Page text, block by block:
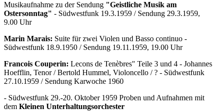
Musikaufnahme zu der Sendung "Geistliche Musik am
Ostersonntag" - Südwestfunk 19.3.1959 / Sendung 29.3.1959,
9.00 Uhr
Marin Marais: Suite für zwei Violen und Basso continuo -
Südwestfunk 18.9.1950 / Sendung 19.11.1959, 19.00 Uhr
Francois Couperin: Lecons de Tenèbres" Teile 3 und 4 - Johannes
Hoefflin, Tenor / Bertold Hummel, Violoncello / ? - Südwestfunk
27.10.1959 / Sendung Karwoche 1960
- Südwestfunk 29.-20. Oktober 1959 Proben und Aufnahmen mit
dem Kleinen Unterhaltungsorchester